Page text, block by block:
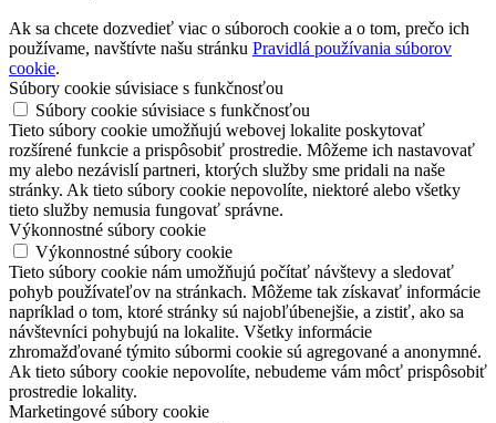
Ak sa chcete dozvedieť viac o súboroch cookie a o tom, prečo ich
používame, navštívte našu stránku Pravidlá používania súborov
cookie.
Súbory cookie súvisiace s funkčnosťou
Súbory cookie súvisiace s funkčnosťou
Tieto súbory cookie umožňujú webovej lokalite poskytovať
rozšírené funkcie a prispôsobiť prostredie. Môžeme ich nastavovať
my alebo nezávislí partneri, ktorých služby sme pridali na naše
stránky. Ak tieto súbory cookie nepovolíte, niektoré alebo všetky
tieto služby nemusia fungovať správne.
Výkonnostné súbory cookie
Výkonnostné súbory cookie
Tieto súbory cookie nám umožňujú počítať návštevy a sledovať
pohyb používateľov na stránkach. Môžeme tak získavať informácie
napríklad o tom, ktoré stránky sú najobľúbenejšie, a zistiť, ako sa
návštevníci pohybujú na lokalite. Všetky informácie
zhromažďované týmito súbormi cookie sú agregované a anonymné.
Ak tieto súbory cookie nepovolíte, nebudeme vám môcť prispôsobiť
prostredie lokality.
Marketingové súbory cookie